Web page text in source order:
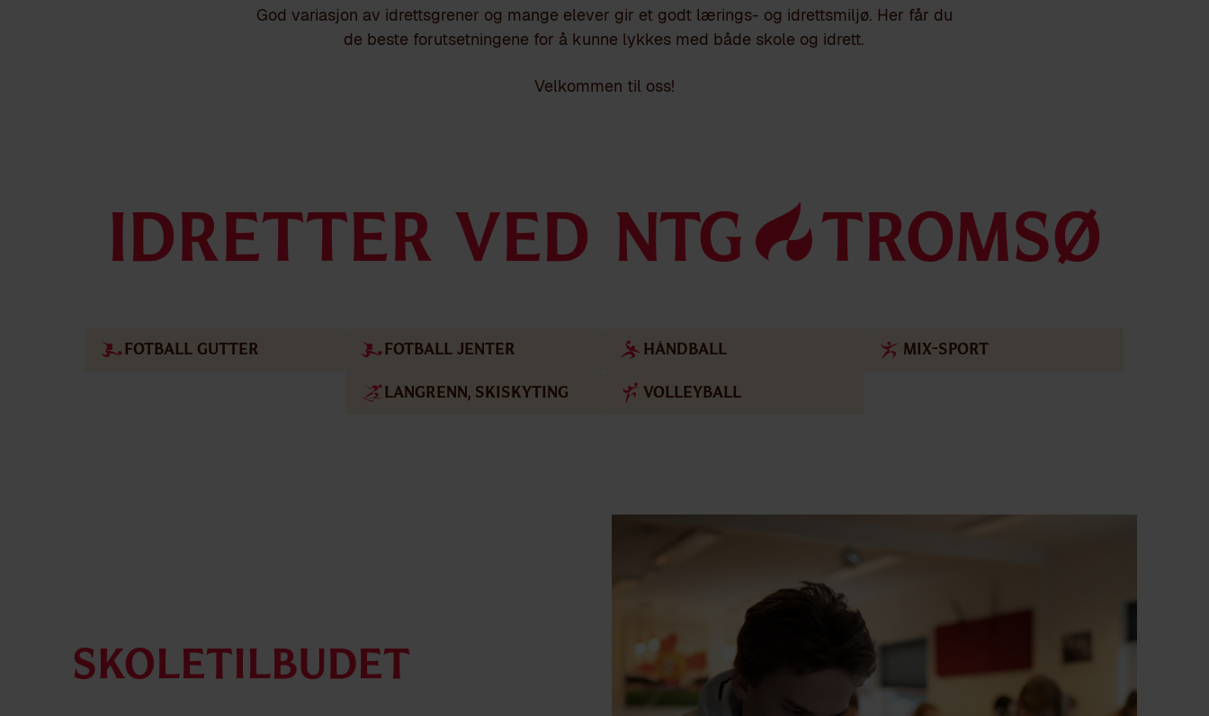
God variasjon av idrettsgrener og mange elever gir et godt lærings- og idrettsmiljø. Her får du
de beste forutsetningene for å kunne lykkes med både skole og idrett.
Velkommen til oss!
IDRETTER VED NTG3TROMSØ
FOTBALL GUTTER FOTBALL JENTER HÅNDBALL MIX-SPORT
LANGRENN, SKISKYTING VOLLEYBALL
Skoletilbudet